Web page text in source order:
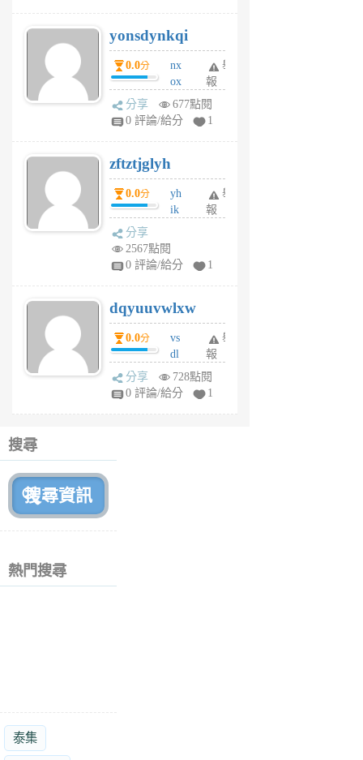
6
個
月
前
yonsdynkqi
0.0分
nx
ox
rh
pe
月
前
舉
報
分享
677點閱
0 評論/給分
1
zftztjglyh
0.0分
yh
ik
tu
6
個
月
前
舉
報
分享
2567點閱
0 評論/給分
1
dqyuuvwlxw
0.0分
vs
dl
sq
fy
舉
報
分享
728點閱
0 評論/給分
1
搜尋
熱門搜尋
泰集